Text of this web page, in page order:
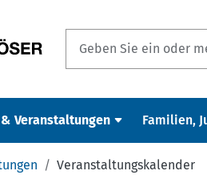
Veranstaltungen Familien,
Veranstaltungskalender